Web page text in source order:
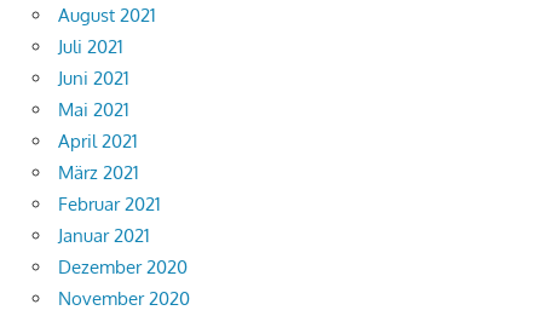
August 2021
Juli 2021
Juni 2021
Mai 2021
April 2021
März 2021
Februar 2021
Januar 2021
Dezember 2020
November 2020